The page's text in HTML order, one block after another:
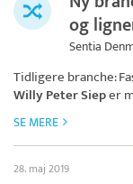
og
Sentia
Tidligere branche:
Willy Peter Sieper
SE MERE
28. maj 2019